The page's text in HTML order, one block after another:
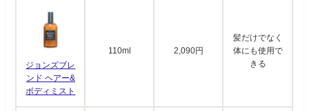
ジョンズブレ
ンド ヘアー&
ボディミスト
110ml 2,090円
髪だけでなく
体にも使用で
きる